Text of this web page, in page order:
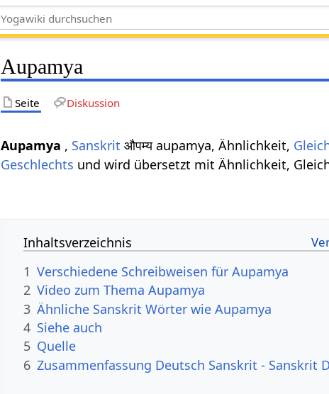
Aupamya
Seite Diskussion
Aupamya , Sanskrit औपम्य aupamya, Ähnlichkeit,
Geschlechts und wird übersetzt mit Ähnlichkeit,
Inhaltsverzeichnis
1 Verschiedene Schreibweisen für Aupamya
2 Video zum Thema Aupamya
3 Ähnliche Sanskrit Wörter wie Aupamya
4 Siehe auch
5 Quelle
6 Zusammenfassung Deutsch Sanskrit - Sanskrit